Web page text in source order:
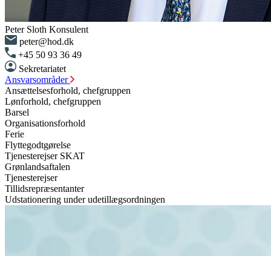
Peter Sloth Konsulent
peter@hod.dk
+45 50 93 36 49
Sekretariatet
Ansvarsområder
Ansættelsesforhold, chefgruppen
Lønforhold, chefgruppen
Barsel
Organisationsforhold
Ferie
Flyttegodtgørelse
Tjenesterejser SKAT
Grønlandsaftalen
Tjenesterejser
Tillidsrepræsentanter
Udstationering under udetillægsordningen